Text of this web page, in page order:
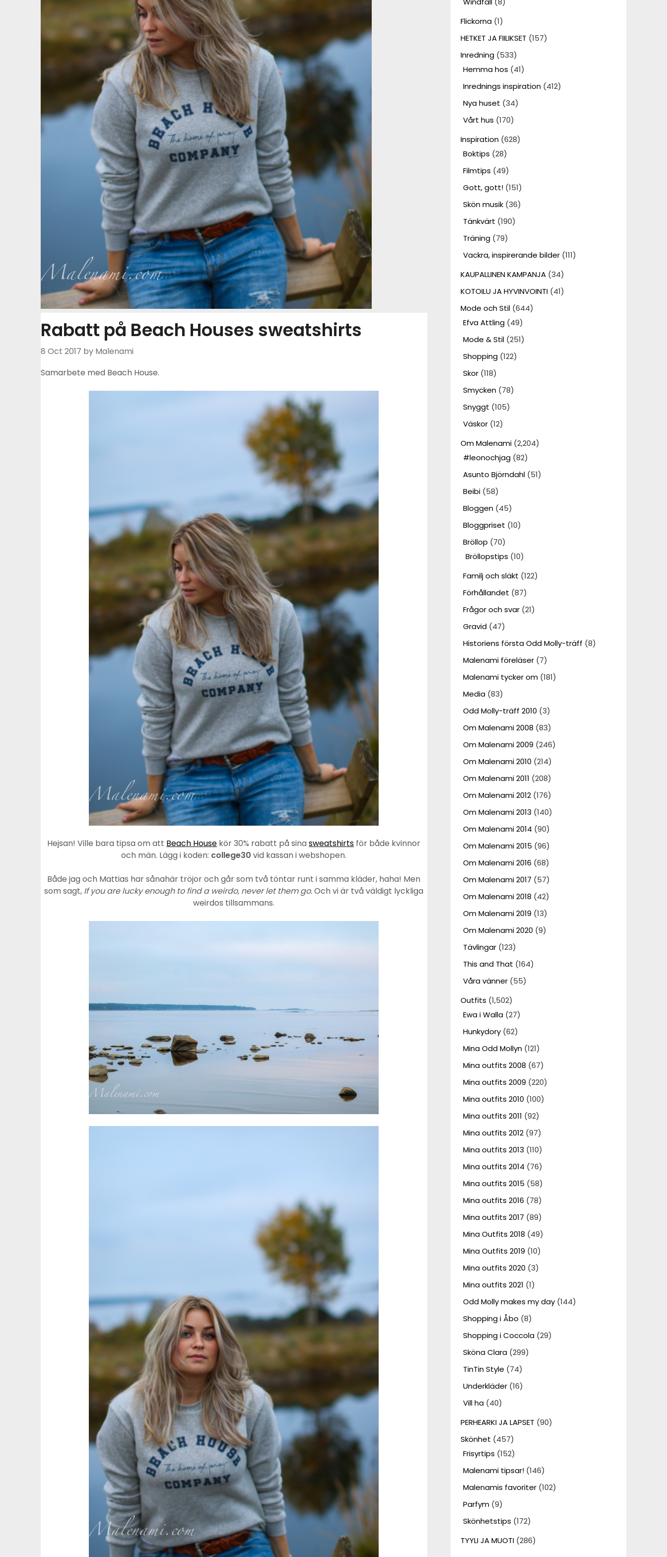
Rabatt på Beach Houses sweatshirts
8 Oct 2017 by Malenami
Samarbete med Beach House.
Hejsan! Ville bara tipsa om att Beach House kör 30% rabatt på sinasweatshirts för både kvinnor
och män. Lägg i koden: college30vid kassan i webshopen.
Både jag och Mattias har sånahär tröjor och går som två töntar runt i samma kläder, haha! Men
som sagt, If you are lucky enough to find a weirdo, never let them go.Och vi är två väldigt lyckliga
weirdos tillsammans.
Flickorna(1)
HETKET JA FIILIKSET (157)
Inredning(533)
Hemma hos (41)
Inrednings inspiration(412)
Nya huset (34)
Vårt hus (170)
Inspiration(628)
Boktips (28)
Filmtips (49)
Gott, gott!(151)
Skön musik(36)
Tänkvärt (190)
Träning(79)
Vackra, inspirerande bilder(111)
KAUPALLINEN KAMPANJA(34)
KOTOILU JA HYVINVOINTI(41)
Mode och Stil(644)
Efva Attling(49)
Mode & Stil(251)
Shopping(122)
Skor(118)
Smycken(78)
Snyggt (105)
Väskor(12)
Om Malenami(2,204)
#leonochjag(82)
Asunto Björndahl(51)
Beibi(58)
Bloggen(45)
Bloggpriset (10)
Bröllop (70)
Bröllopstips (10)
Familj och släkt (122)
Förhållandet (87)
Frågor och svar(21)
Gravid(47)
Historiens första Odd Molly-träff (8)
Malenami föreläser(7)
Malenami tycker om(181)
Media(83)
Odd Molly-träff 2010 (3)
Om Malenami 2008 (83)
Om Malenami 2009 (246)
Om Malenami 2010 (214)
Om Malenami 2011 (208)
Om Malenami 2012(176)
Om Malenami 2013 (140)
Om Malenami 2014 (90)
Om Malenami 2015 (96)
Om Malenami 2016 (68)
Om Malenami 2017 (57)
Om Malenami 2018 (42)
Om Malenami 2019 (13)
Om Malenami 2020 (9)
Tävlingar(123)
This and That (164)
Våra vänner(55)
Outfits (1,502)
Ewa i Walla(27)
Hunkydory(62)
Mina Odd Mollyn(121)
Mina outfits 2008 (67)
Mina outfits 2009 (220)
Mina outfits 2010 (100)
Mina outfits 2011 (92)
Mina outfits 2012(97)
Mina outfits 2013 (110)
Mina outfits 2014 (76)
Mina outfits 2015 (58)
Mina outfits 2016 (78)
Mina outfits 2017 (89)
Mina Outfits 2018 (49)
Mina Outfits 2019 (10)
Mina outfits 2020 (3)
Mina outfits 2021 (1)
Odd Molly makes my day(144)
Shopping i Åbo (8)
Shopping i Coccola(29)
Sköna Clara(299)
TinTin Style (74)
Underkläder(16)
Vill ha(40)
PERHEARKI JA LAPSET (90)
Skönhet (457)
Frisyrtips (152)
Malenami tipsar!(146)
Malenamis favoriter(102)
Parfym(9)
Skönhetstips (172)
TYYLI JA MUOTI(286)